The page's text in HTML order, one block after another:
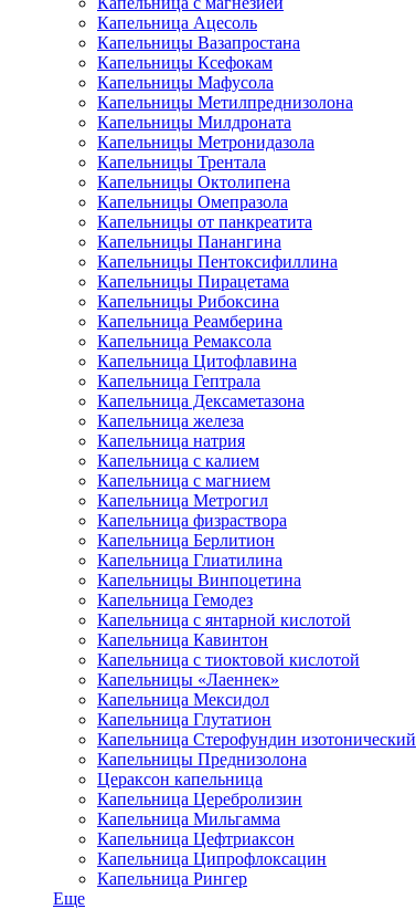
Капельница Ацесоль
Капельницы Вазапростана
Капельницы Ксефокам
Капельницы Мафусола
Капельницы Метилпреднизолона
Капельницы Милдроната
Капельницы Метронидазола
Капельницы Трентала
Капельницы Октолипена
Капельницы Омепразола
Капельницы от панкреатита
Капельницы Панангина
Капельницы Пентоксифиллина
Капельницы Пирацетама
Капельницы Рибоксина
Капельница Реамберина
Капельница Ремаксола
Капельница Цитофлавина
Капельница Гептрала
Капельница Дексаметазона
Капельница железа
Капельница натрия
Капельница с калием
Капельница с магнием
Капельница Метрогил
Капельница физраствора
Капельница Берлитион
Капельница Глиатилина
Капельницы Винпоцетина
Капельница Гемодез
Капельница с янтарной кислотой
Капельница Кавинтон
Капельница с тиоктовой кислотой
Капельницы «Лаеннек»
Капельница Мексидол
Капельница Глутатион
Капельница Стерофундин изотонический
Капельницы Преднизолона
Цераксон капельница
Капельница Церебролизин
Капельница Мильгамма
Капельница Цефтриаксон
Капельница Ципрофлоксацин
Капельница Рингер
Еще